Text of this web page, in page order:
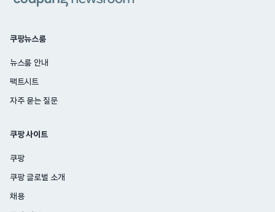
쿠팡뉴스룸
뉴스룸 안내
팩트시트
자주 묻는 질문
쿠팡 사이트
쿠팡
쿠팡 글로벌 소개
채용